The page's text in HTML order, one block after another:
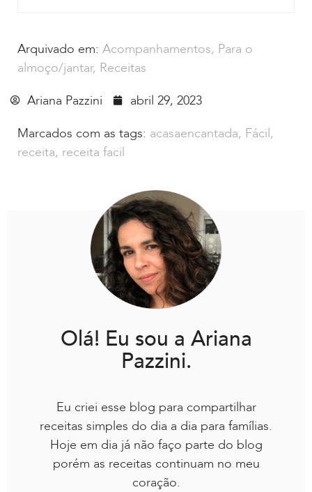
Arquivado em: Acompanhamentos, Para o
almoço/jantar, Receitas
Ariana Pazzini
abril 29, 2023
Marcados com as tags: acasaencantada, Fácil,
receita, receita facil
Olá! Eu sou a Ariana
Pazzini.
Eu criei esse blog para compartilhar
receitas simples do dia a dia para famílias.
Hoje em dia já não faço parte do blog
porém as receitas continuam no meu
coração.